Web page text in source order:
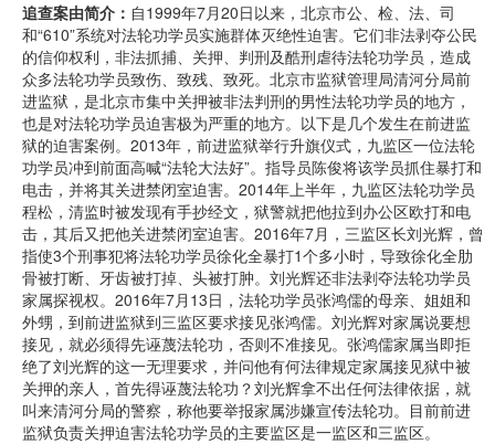
追查案由简介： 自1999年7月20日以来，北京市公、检、法、司
和“610”系统对法轮功学员实施群体灭绝性迫害。它们非法剥夺公民
的信仰权利，非法抓捕、关押、判刑及酷刑虐待法轮功学员，造成
众多法轮功学员致伤、致残、致死。北京市监狱管理局清河分局前
进监狱，是北京市集中关押被非法判刑的男性法轮功学员的地方，
也是对法轮功学员迫害极为严重的地方。以下是几个发生在前进监
狱的迫害案例。2013年，前进监狱举行升旗仪式，九监区一位法轮
功学员冲到前面高喊“法轮大法好”。指导员陈俊将该学员抓住暴打和
电击，并将其关进禁闭室迫害。2014年上半年，九监区法轮功学员
程松，清监时被发现有手抄经文，狱警就把他拉到办公区欧打和电
击，其后又把他关进禁闭室迫害。2016年7月，三监区长刘光辉，曾
指使3个刑事犯将法轮功学员徐化全暴打1个多小时，导致徐化全肋
骨被打断、牙齿被打掉、头被打肿。刘光辉还非法剥夺法轮功学员
家属探视权。2016年7月13日，法轮功学员张鸿儒的母亲、姐姐和
外甥，到前进监狱到三监区要求接见张鸿儒。刘光辉对家属说要想
接见，就必须得先诬蔑法轮功，否则不准接见。张鸿儒家属当即拒
绝了刘光辉的这一无理要求，并问他有何法律规定家属接见狱中被
关押的亲人，首先得诬蔑法轮功？刘光辉拿不出任何法律依据，就
叫来清河分局的警察，称他要举报家属涉嫌宣传法轮功。目前前进
监狱负责关押迫害法轮功学员的主要监区是一监区和三监区。